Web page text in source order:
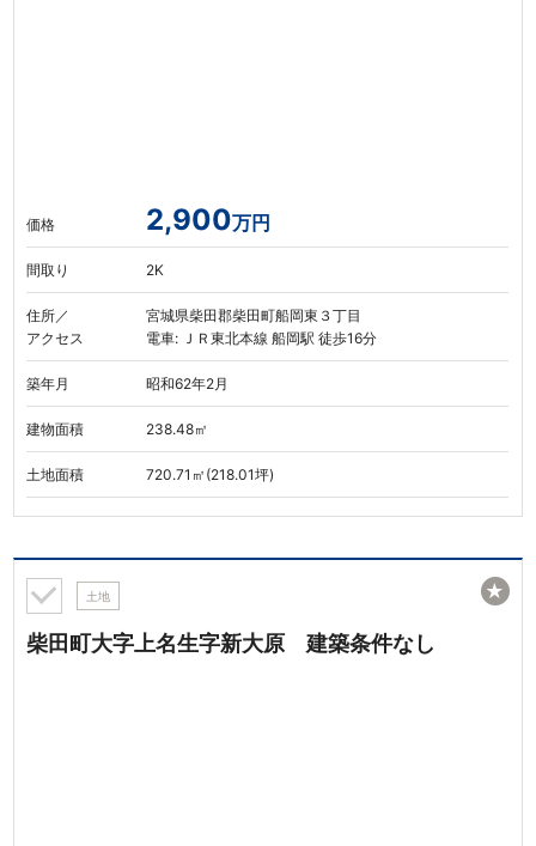
価格 2,900万円
間取り 2K
住所／
アクセス
宮城県柴田郡柴田町船岡東３丁目
電車: ＪＲ東北本線 船岡駅 徒歩16分
築年月 昭和62年2月
建物面積 238.48㎡
土地面積 720.71㎡(218.01坪)
土地
柴田町大字上名生字新大原 建築条件なし
★